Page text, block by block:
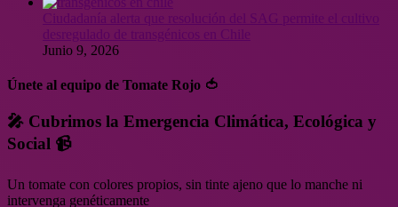
Ciudadanía alerta que resolución del SAG permite el cultivo
desregulado de transgénicos en Chile
Junio 9, 2026
Únete al equipo de Tomate Rojo 🍅
🎤 Cubrimos la Emergencia Climática, Ecológica y
Social 📹
Un tomate con colores propios, sin tinte ajeno que lo manche ni
intervenga genéticamente